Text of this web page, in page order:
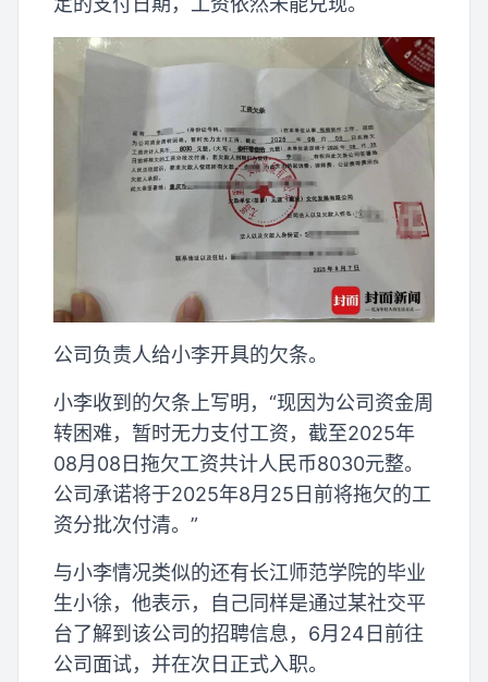
公司负责人给小李开具的欠条。
小李收到的欠条上写明，“现因为公司资金周
转困难，暂时无力支付工资，截至2025年
08月08日拖欠工资共计人民币8030元整。
公司承诺将于2025年8月25日前将拖欠的工
资分批次付清。”
与小李情况类似的还有长江师范学院的毕业
生小徐，他表示，自己同样是通过某社交平
台了解到该公司的招聘信息，6月24日前往
公司面试，并在次日正式入职。